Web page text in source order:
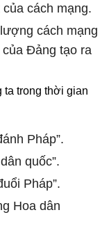
cách mạng.
cách mạng
Đảng tạo ra
trong thời gian
Pháp”.
quốc”.
Pháp”.
Hoa dân